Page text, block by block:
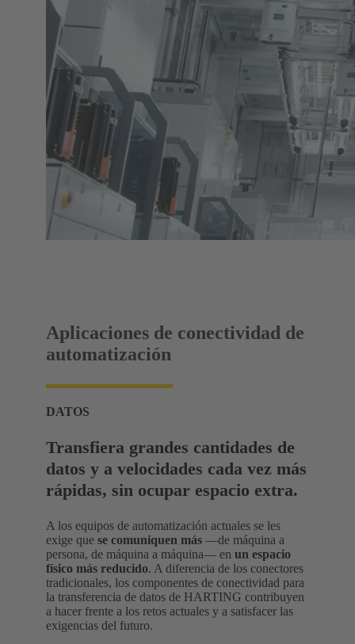
Aplicaciones de conectividad de
automatización
DATOS
Transfiera grandes cantidades de
datos y a velocidades cada vez más
rápidas, sin ocupar espacio extra.
A los equipos de automatización actuales se les
exige que se comuniquen más —de máquina a
persona, de máquina a máquina— en un espacio
físico más reducido. A diferencia de los conectores
tradicionales, los componentes de conectividad para
la transferencia de datos de HARTING contribuyen
a hacer frente a los retos actuales y a satisfacer las
exigencias del futuro.